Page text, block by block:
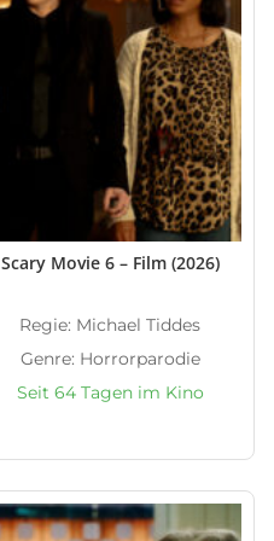
Scary Movie 6 – Film (2026)
Regie: Michael Tiddes
Genre: Horrorparodie
Seit 64 Tagen im Kino